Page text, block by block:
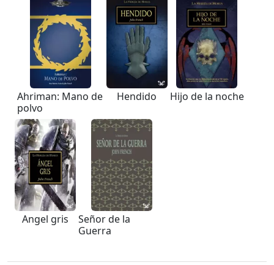
Ahriman: Mano de
polvo
Hendido Hijo de la noche
Angel gris
Señor de la
Guerra